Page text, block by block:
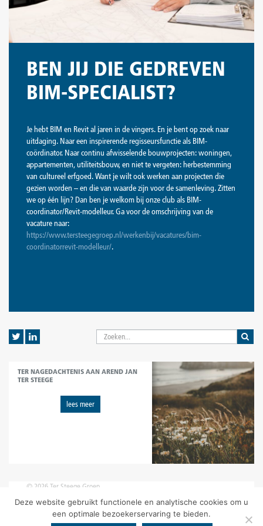
BEN JIJ DIE GEDREVEN
BIM-SPECIALIST?
Je hebt BIM en Revit al jaren in de vingers. En je bent op zoek naar
uitdaging. Naar een inspirerende regisseursfunctie als BIM-
coördinator. Naar continu afwisselende bouwprojecten: woningen,
appartementen, utiliteitsbouw, en niet te vergeten: herbestemming
van cultureel erfgoed. Want je wilt ook werken aan projecten die
gezien worden – en die van waarde zijn voor de samenleving. Zitten
we op één lijn? Dan ben je welkom bij onze club als BIM-
coordinator/Revit-modelleur. Ga voor de omschrijving van de
vacature naar:
https://www.tersteegegroep.nl/werkenbij/vacatures/bim-
coordinatorrevit-modelleur/.
TER NAGEDACHTENIS AAN AREND JAN
TER STEEGE
lees meer
© 2026 Ter Steege Groep
disclaimer | voorwaarden | privacy statement
Deze website gebruikt functionele en analytische cookies om u
een optimale bezoekerservaring te bieden.